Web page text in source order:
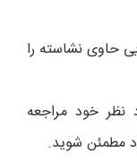
حاوی نشاسته را
نظر خود مراجعه
مطمئن شوید.